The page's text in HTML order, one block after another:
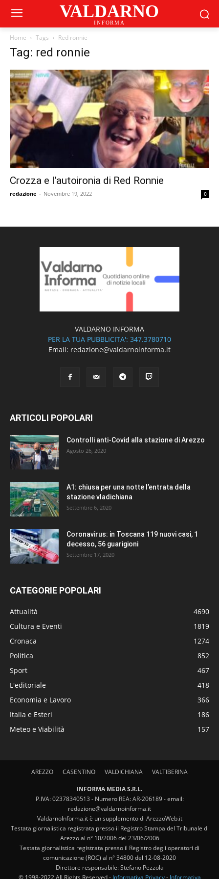
VALDARNO
INFORMA
Home Tags Red ronnie
Tag: red ronnie
Crozza e l’autoironia di Red Ronnie
redazione - Novembre 19, 2022 0
VALDARNO INFORMA
PER LA TUA PUBBLICITA': 347.3780710
Email: redazione@valdarnoinforma.it
ARTICOLI POPOLARI
Controlli anti-Covid alla stazione di Arezzo
Agosto 26, 2020
A1: chiusa per una notte l’entrata della
stazione vladichiana
Settembre 6, 2020
Coronavirus: in Toscana 119 nuovi casi, 1
decesso, 56 guarigioni
Settembre 17, 2020
CATEGORIE POPOLARI
Attualità
4690
Cultura e Eventi
1819
Cronaca
1274
Politica
852
Sport
467
L'editoriale
418
Economia e Lavoro
366
Italia e Esteri
186
Meteo e Viabilità
157
AREZZO CASENTINO VALDICHIANA VALTIBERINA
INFORMA MEDIA S.R.L.
P.IVA: 02378340513 - Numero REA: AR-206189 - email:
redazione@valdarnoinforma.it
ValdarnoInforma.it è un supplemento di ArezzoWeb.it
Testata giornalistica registrata presso il Registro Stampa del Tribunale di
Arezzo al n° 10/2006 del 23/06/2006
Testata giornalistica registrata presso il Registro degli operatori di
comunicazione (ROC) al n° 34800 del 12-08-2020
Direttore responsabile: Stefano Pezzola
© 1998-2022 All Rights Reserved - Informativa Privacy- Informativa